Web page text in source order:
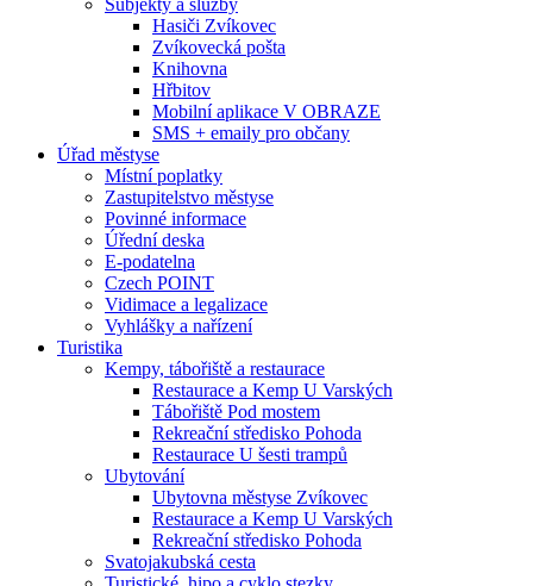
Subjekty a služby
Hasiči Zvíkovec
Zvíkovecká pošta
Knihovna
Hřbitov
Mobilní aplikace V OBRAZE
SMS + emaily pro občany
Úřad městyse
Místní poplatky
Zastupitelstvo městyse
Povinné informace
Úřední deska
E-podatelna
Czech POINT
Vidimace a legalizace
Vyhlášky a nařízení
Turistika
Kempy, tábořiště a restaurace
Restaurace a Kemp U Varských
Tábořiště Pod mostem
Rekreační středisko Pohoda
Restaurace U šesti trampů
Ubytování
Ubytovna městyse Zvíkovec
Restaurace a Kemp U Varských
Rekreační středisko Pohoda
Svatojakubská cesta